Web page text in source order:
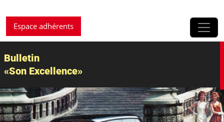
Espace adhérents
Passer au contenu
Bulletin
«Son Excellence»